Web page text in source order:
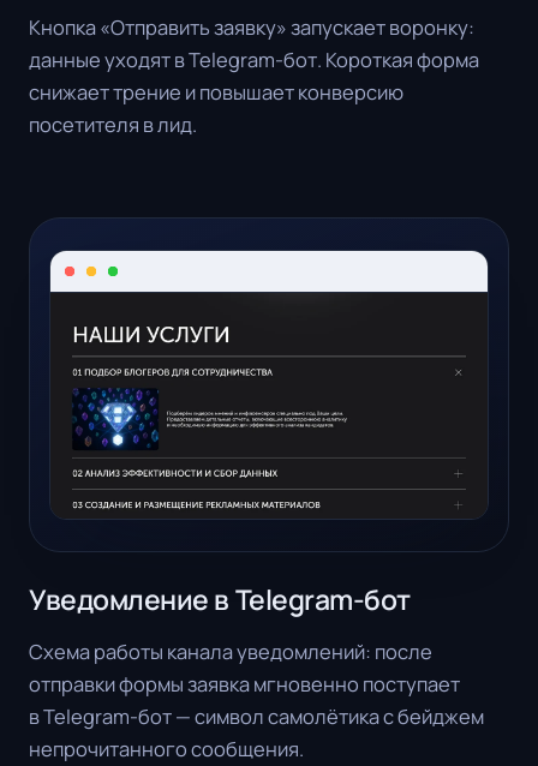
Кнопка «Отправить заявку» запускает воронку:
данные уходят в Telegram-бот. Короткая форма
снижает трение и повышает конверсию
посетителя в лид.
Уведомление в Telegram-бот
Схема работы канала уведомлений: после
отправки формы заявка мгновенно поступает
в Telegram-бот — символ самолётика с бейджем
непрочитанного сообщения.